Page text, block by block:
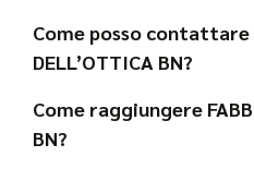
Come posso contattare
DELL’OTTICA BN?
Come raggiungere
BN?